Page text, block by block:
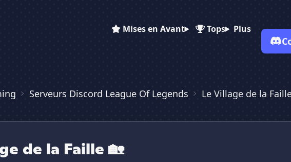
Mises en Avant Tops Plus
Serveurs Discord League Of Legends Le Village de la
de la Faille 🏡